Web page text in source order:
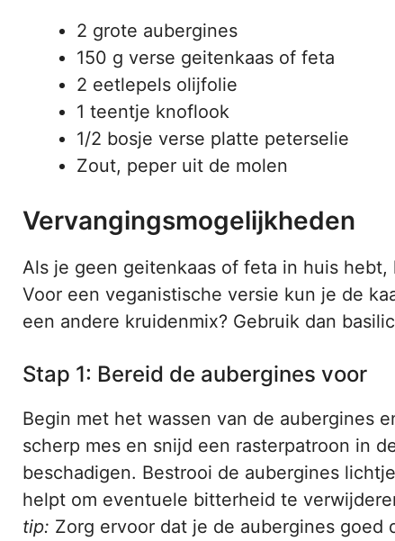
2 grote aubergines
150 g verse geitenkaas of feta
2 eetlepels olijfolie
1 teentje knoflook
1/2 bosje verse platte peterselie
Zout, peper uit de molen
Vervangingsmogelijkheden
Als je geen geitenkaas of feta in huis
Voor een veganistische versie kun je de
een andere kruidenmix? Gebruik dan
Stap 1: Bereid de aubergines voor
Begin met het wassen van de aubergines
scherp mes en snijd een rasterpatroon in
beschadigen. Bestrooi de aubergines
helpt om eventuele bitterheid te
tip: Zorg ervoor dat je de aubergines